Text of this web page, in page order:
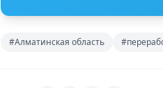
#Алматинская область